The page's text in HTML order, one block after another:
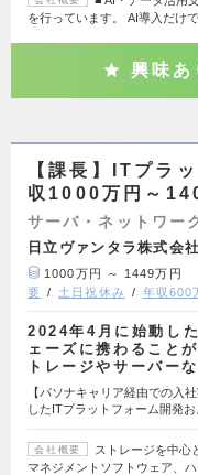
を行っています。 AI導入だけ
興味あ
【課長】ITプラ
収1000万円～
サーバ・ネットワー
日立ヴァンタラ株式会社
1000万円 ～ 1449万円
要
土日祝休み 年収600
2024年4月に始動し
ェーズに携わること
トレージやサーバー
【パソナキャリア経由での入
したITプラットフォーム開発
会社概要
ストレージを中心
マネジメントソフトウェア、